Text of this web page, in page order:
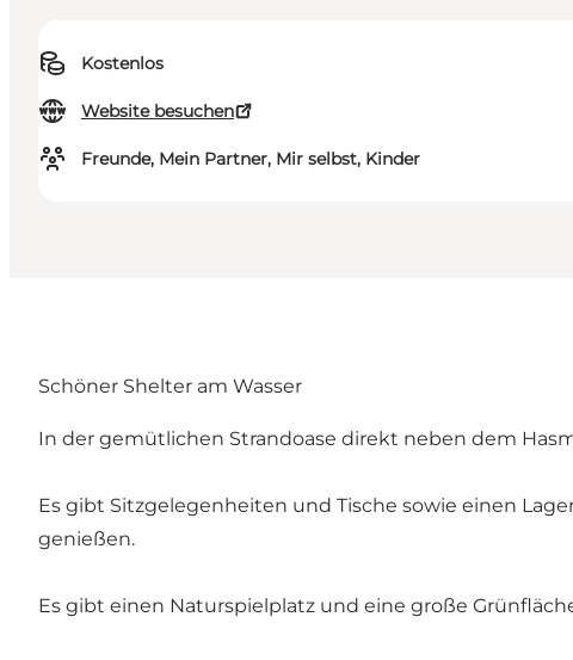
Kostenlos
Website besuchen
Freunde, Mein Partner, Mir selbst, Kinder
Schöner Shelter am Wasser
In der gemütlichen Strandoase direkt neben dem
Es gibt Sitzgelegenheiten und Tische sowie einen
genießen.
Es gibt einen Naturspielplatz und eine große